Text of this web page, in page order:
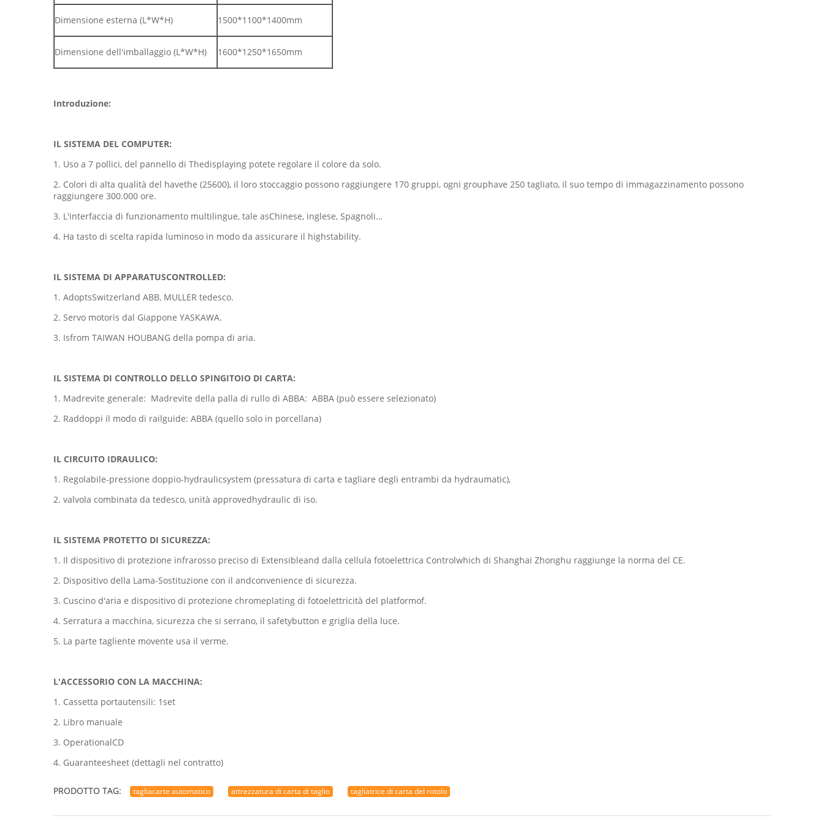
Dimensione esterna (L*W*H) 1500*1100*1400mm
Dimensione dell'imballaggio (L*W*H) 1600*1250*1650mm
Introduzione:
IL SISTEMA DEL COMPUTER:
1. Uso a 7 pollici, del pannello di Thedisplaying potete regolare il colore da solo.
2. Colori di alta qualità del havethe (25600), il loro stoccaggio possono raggiungere 170 gruppi, ogni grouphave 250 tagliato, il suo tempo di immagazzinamento possono
raggiungere 300.000 ore.
3. L'interfaccia di funzionamento multilingue, tale asChinese, inglese, Spagnoli…
4. Ha tasto di scelta rapida luminoso in modo da assicurare il highstability.
IL SISTEMA DI APPARATUSCONTROLLED:
1. AdoptsSwitzerland ABB, MULLER tedesco.
2. Servo motoris dal Giappone YASKAWA.
3. Isfrom TAIWAN HOUBANG della pompa di aria.
IL SISTEMA DI CONTROLLO DELLO SPINGITOIO DI CARTA:
1. Madrevite generale: Madrevite della palla di rullo di ABBA: ABBA (può essere selezionato)
2. Raddoppi il modo di railguide: ABBA (quello solo in porcellana)
IL CIRCUITO IDRAULICO:
1. Regolabile-pressione doppio-hydraulicsystem (pressatura di carta e tagliare degli entrambi da hydraumatic),
2. valvola combinata da tedesco, unità approvedhydraulic di iso.
IL SISTEMA PROTETTO DI SICUREZZA:
1. Il dispositivo di protezione infrarosso preciso di Extensibleand dalla cellula fotoelettrica Controlwhich di Shanghai Zhonghu raggiunge la norma del CE.
2. Dispositivo della Lama-Sostituzione con il andconvenience di sicurezza.
3. Cuscino d'aria e dispositivo di protezione chromeplating di fotoelettricità del platformof.
4. Serratura a macchina, sicurezza che si serrano, il safetybutton e griglia della luce.
5. La parte tagliente movente usa il verme.
L'ACCESSORIO CON LA MACCHINA:
1. Cassetta portautensili: 1set
2. Libro manuale
3. OperationalCD
4. Guaranteesheet (dettagli nel contratto)
PRODOTTO TAG: tagliacarte automatico attrezzatura di carta di taglio tagliatrice di carta del rotolo